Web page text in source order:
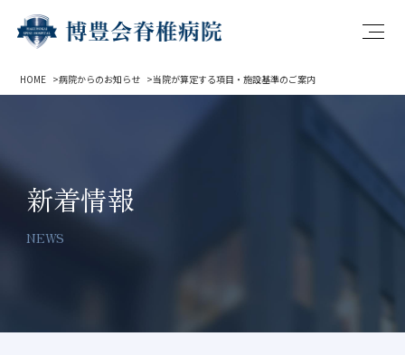
HOME 病院からのお知らせ 当院が算定する項目・施設基準のご案内
新着情報
NEWS